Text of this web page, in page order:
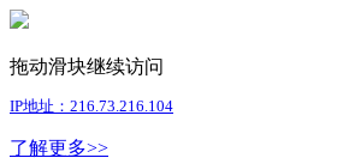
拖动滑块继续访问
IP地址：216.73.216.104
了解更多>>